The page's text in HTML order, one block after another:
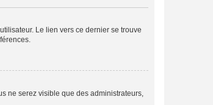
Le lien vers ce dernier se trouve
ne serez visible que des administrateurs,